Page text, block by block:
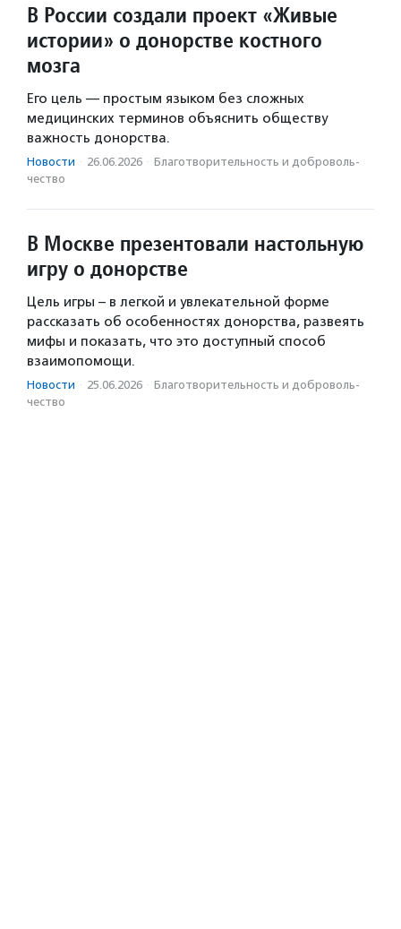
В России создали проект «Живые
истории» о донорстве костного
мозга
Его цель — простым языком без сложных
медицинских терминов объяснить обществу
важность донорства.
Новости · 26.06.2026 · Благотвори­тель­ность и доброволь­
чест­во
В Москве презентовали настольную
игру о донорстве
Цель игры – в легкой и увлекательной форме
рассказать об особенностях донорства, развеять
мифы и показать, что это доступный способ
взаимопомощи.
Новости · 25.06.2026 · Благотвори­тель­ность и доброволь­
чест­во